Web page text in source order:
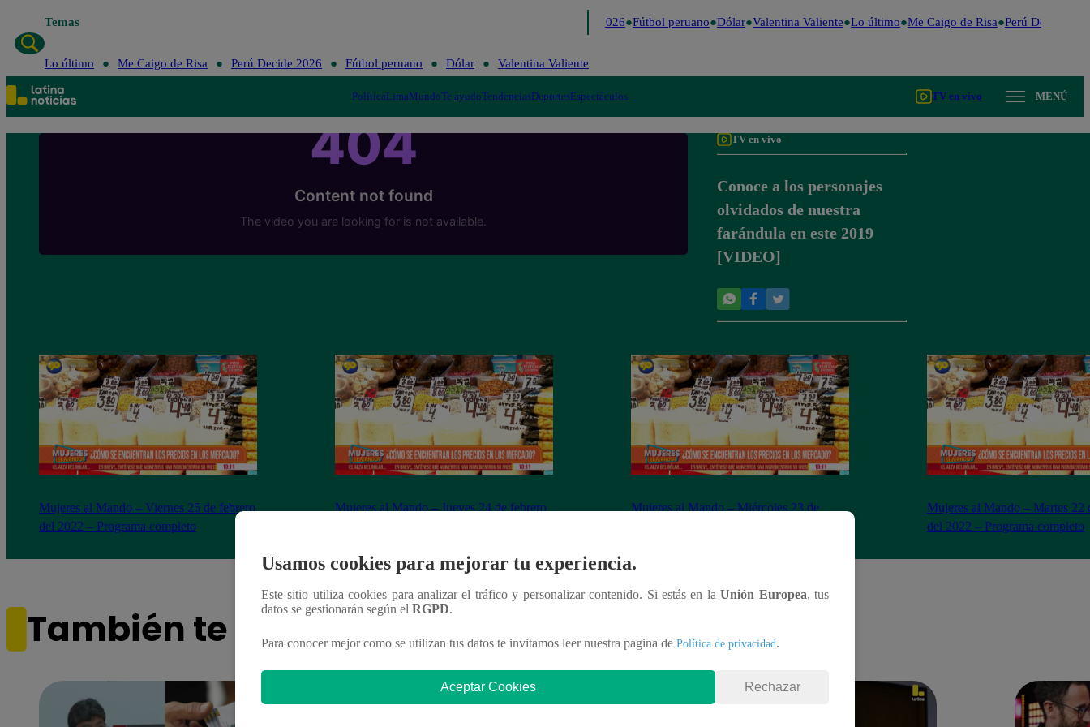
Temas Perú Decide 2026 Fútbol peruano Dólar Valentina Valiente Lo último Me Caigo de Risa Perú Decide
Lo último Me Caigo de Risa Perú Decide 2026 Fútbol peruano Dólar Valentina Valiente
PolíticaLimaMundoTe ayudoTendenciasDeportesEspectáculos TV en vivo MENÚ
TV en vivo
Conoce a los personajes
olvidados de nuestra
farándula en este 2019
[VIDEO]
Mujeres al Mando – Viernes 25 de febrero
del 2022 – Programa completo
Mujeres al Mando – Jueves 24 de febrero
Mujeres al Mando – Miércoles 23 de
Mujeres al Mando – Martes 22
del 2022 – Programa completo
También te puede interesar
Usamos cookies para mejorar tu experiencia.
Este sitio utiliza cookies para analizar el tráfico y personalizar contenido. Si estás en laUnión Europea, tus
datos se gestionarán según el RGPD.
Para conocer mejor como se utilizan tus datos te invitamos leer nuestra pagina de Política de privacidad.
Aceptar Cookies Rechazar